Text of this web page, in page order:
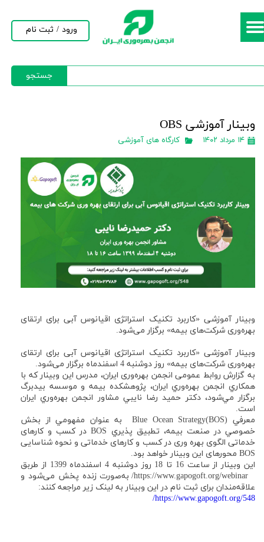
جستجو
ورود / ثبت نام
حساب کاربری من
وبینار آموزشی OBS
۱۴ مرداد ۱۴۰۲ کارگاه های آموزشی
وبینار آموزشی «کاربرد تکنیک استراتژی اقیانوس آبی برای ارتقای
بهره‌وری شرکت‌های بیمه» برگزار می‌شود.
وبینار آموزشی «کاربرد تکنیک استراتژی اقیانوس آبی برای ارتقای
بهره‌وری شرکت‌های بیمه» روز دوشنبه 4 اسفندماه برگزار می‌شود.
به گزارش روابط عمومی انجمن بهره‌وری ایران، مدرس اين وبينار كه با
همكاري انجمن بهره‌وري ايران، پژوهشكده بيمه و موسسه بيدبرگ
برگزار مي‌شود، دكتر حميد رضا نايبي مشاور انجمن بهره‌وري ايران
است.
معرفي Blue Ocean Strategy(BOS) به عنوان مفهومي از بخش
خصوصي در صنعت بيمه، تطبيق پذيري BOS در كسب و كارهای
خدماتی الگوی بهره وری در کسب و کارهای خدماتی و نحوه شناسایی
BOS محورهای این وبینار خواهد بود.
این وبینار از ساعت 16 تا 18 روز دوشنبه 4 اسفندماه 1399 از طربق
https://www.gapogoft.org/webinar/ به‌صورت زنده پخش می‌شود و
علاقه‌مندان برای ثبت نام در این وبینار به لینک زیر مراجعه کنند:
https://www.gapogoft.org/548/